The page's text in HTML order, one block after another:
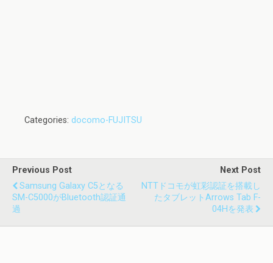
Categories: docomo-FUJITSU
Previous Post
Samsung Galaxy C5となる
SM-C5000がBluetooth認証通
過
Next Post
NTTドコモが虹彩認証を搭載し
たタブレットarrows Tab F-
04Hを発表